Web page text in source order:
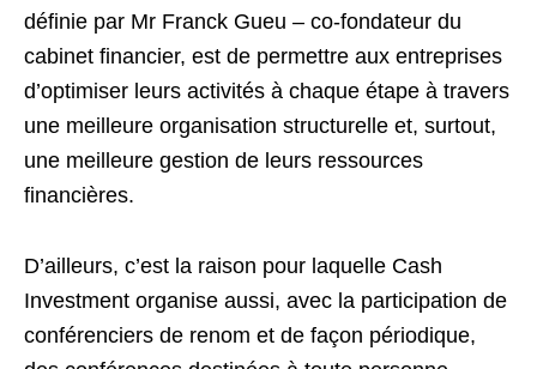
définie par Mr Franck Gueu – co-fondateur du
cabinet financier, est de permettre aux entreprises
d’optimiser leurs activités à chaque étape à travers
une meilleure organisation structurelle et, surtout,
une meilleure gestion de leurs ressources
financières.
D’ailleurs, c’est la raison pour laquelle Cash
Investment organise aussi, avec la participation de
conférenciers de renom et de façon périodique,